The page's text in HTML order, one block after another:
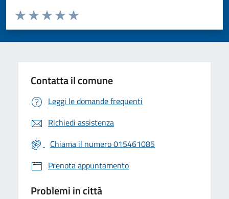
Valuta da 1 a 5 stelle la pagina
Valuta 5 stelle su 5
Valuta 4 stelle su 5
Valuta 3 stelle su 5
Valuta 2 stelle su 5
Valuta 1 stelle su 5
Contatta il comune
Leggi le domande frequenti
Richiedi assistenza
Chiama il numero 015461085
Prenota appuntamento
Problemi in città